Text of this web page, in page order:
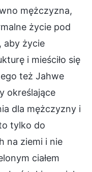
mężczyzna,
życie pod
aby życie
i mieściło się
też Jahwe
określające
dla mężczyzny i
tylko do
na ziemi i nie
ciałem